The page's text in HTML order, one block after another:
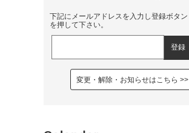
下記にメールアドレスを入力し登録ボタン
を押して下さい。
変更・解除・お知らせはこちら